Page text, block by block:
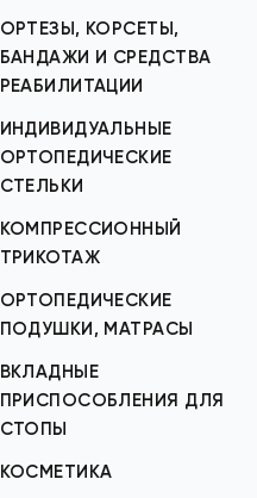
ОРТЕЗЫ, КОРСЕТЫ,
БАНДАЖИ И СРЕДСТВА
РЕАБИЛИТАЦИИ
ИНДИВИДУАЛЬНЫЕ
ОРТОПЕДИЧЕСКИЕ
СТЕЛЬКИ
КОМПРЕССИОННЫЙ
ТРИКОТАЖ
ОРТОПЕДИЧЕСКИЕ
ПОДУШКИ, МАТРАСЫ
ВКЛАДНЫЕ
ПРИСПОСОБЛЕНИЯ ДЛЯ
СТОПЫ
КОСМЕТИКА